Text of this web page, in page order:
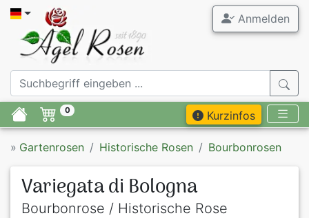
Anmelden
0 Kurzinfos
» Gartenrosen Historische Rosen Bourbonrosen
Variegata di Bologna
Bourbonrose / Historische Rose